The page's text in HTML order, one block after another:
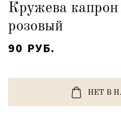
Кружева
розовый
90 РУБ.
НЕТ В